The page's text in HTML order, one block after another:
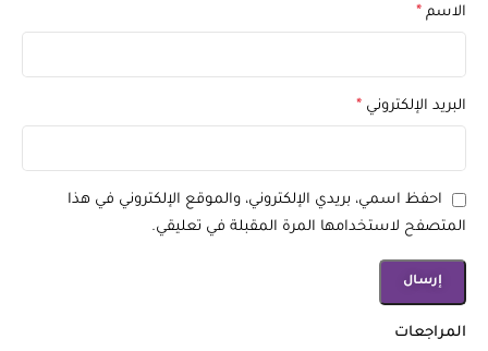
المراجعات
الاسم *
البريد الإلكتروني *
احفظ اسمي، بريدي الإلكتروني، والموقع الإلكتروني في هذا
المتصفح لاستخدامها المرة المقبلة في تعليقي.